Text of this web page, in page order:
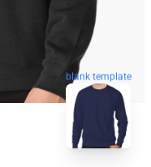
blank template